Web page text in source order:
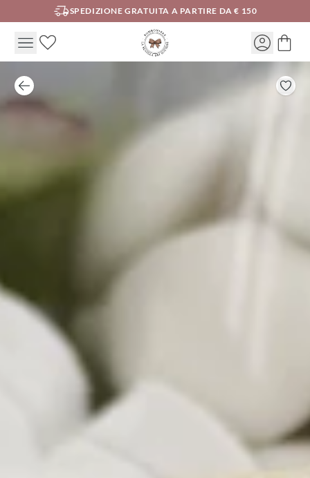
SPEDIZIONE GRATUITA A PARTIRE DA € 150